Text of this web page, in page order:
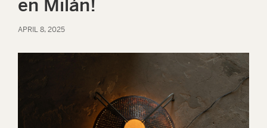
en Milán!
APRIL 8, 2025